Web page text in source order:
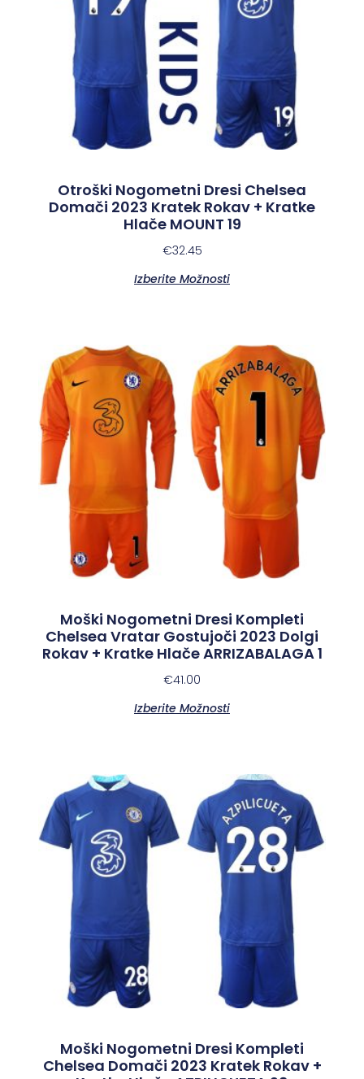
Otroški Nogometni Dresi Chelsea
Domači 2023 Kratek Rokav + Kratke
Hlače MOUNT 19
€32.45
Izberite Možnosti
Moški Nogometni Dresi Kompleti
Chelsea Vratar Gostujoči 2023 Dolgi
Rokav + Kratke Hlače ARRIZABALAGA 1
€41.00
Izberite Možnosti
Moški Nogometni Dresi Kompleti
Chelsea Domači 2023 Kratek Rokav +